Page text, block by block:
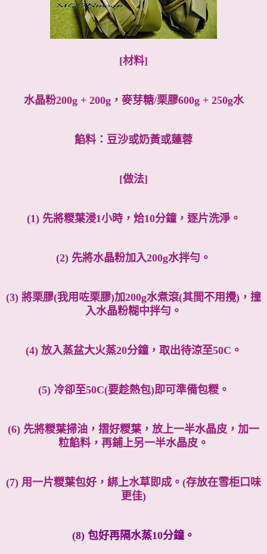
[材料]
水晶粉200g + 200g，麥芽糖/栗膠600g + 250g水
餡料：豆沙或奶黃或蓮蓉
[做法]
(1) 先將糉葉浸1小時，烚10分鐘，逐片洗淨。
(2) 先將水晶粉加入200g水拌勻。
(3) 將栗膠(我用咗栗膠)加200g水煮滾(其間不用攪)，撞
入水晶粉糊中拌勻。
(4) 放入蒸盆大火蒸20分鐘，取出待涼至50C。
(5) 冷卻至50C(要趁熱包)即可準備包糉。
(6) 先將糉葉掃油，摺好糉葉，放上一半水晶皮，加一
粒餡料，再鋪上另一半水晶皮。
(7) 用一片糉葉包好，綁上水草即成。(存放在雪柜口味
更佳)
(8) 包好再隔水蒸10分鐘。